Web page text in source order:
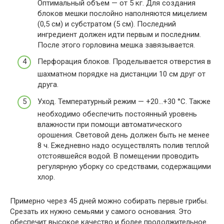
Оптимальный объем — от 5 кг. Для создания
блоков мешки послойно наполняются мицелием
(0,5 см) и субстратом (5 см). Последний
ингредиент должен идти первым и последним.
После этого горловина мешка завязывается.
Перфорация блоков. Проделывается отверстия в
шахматном порядке на дистанции 10 см друг от
друга.
Уход. Температурный режим — +20…+30 °C. Также
необходимо обеспечить постоянный уровень
влажности при помощи автоматического
орошения. Световой день должен быть не менее
8 ч. Ежедневно надо осуществлять полив теплой
отстоявшейся водой. В помещении проводить
регулярную уборку со средствами, содержащими
хлор.
Примерно через 45 дней можно собирать первые грибы.
Срезать их нужно семьями у самого основания. Это
обеспечит высокое качество и более продолжительное